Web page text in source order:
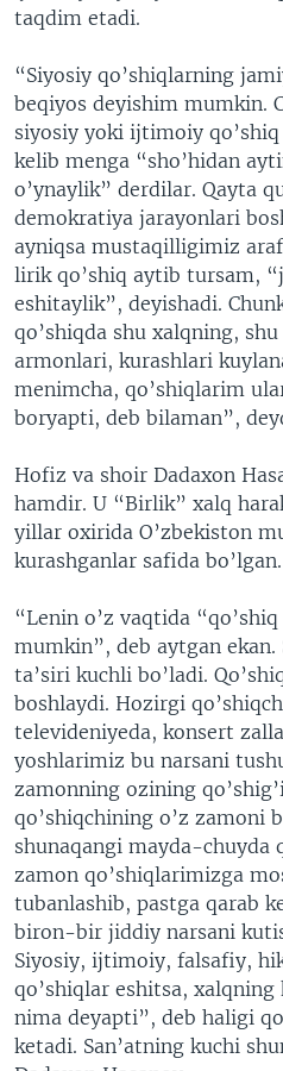
taqdim etadi.
“Siyosiy qo’shiqlarning
beqiyos deyishim mumkin.
siyosiy yoki ijtimoiy
kelib menga “sho’hidan
o’ynaylik” derdilar. Qayta
demokratiya jarayonlari
ayniqsa mustaqilligimiz
lirik qo’shiq aytib tursam,
eshitaylik”, deyishadi.
qo’shiqda shu xalqning,
armonlari, kurashlari
menimcha, qo’shiqlarim
boryapti, deb bilaman”,
Hofiz va shoir Dadaxon
hamdir. U “Birlik” xalq
yillar oxirida O’zbekiston
kurashganlar safida bo’lgan.
“Lenin o’z vaqtida
mumkin”, deb aytgan ekan.
ta’siri kuchli bo’ladi.
boshlaydi. Hozirgi
televideniyeda, konsert
yoshlarimiz bu narsani
zamonning ozining
qo’shiqchining o’z zamoni
shunaqangi mayda-chuyda
zamon qo’shiqlarimizga
tubanlashib, pastga qarab
biron-bir jiddiy narsani
Siyosiy, ijtimoiy, falsafiy,
qo’shiqlar eshitsa,
nima deyapti”, deb haligi
ketadi. San’atning kuchi